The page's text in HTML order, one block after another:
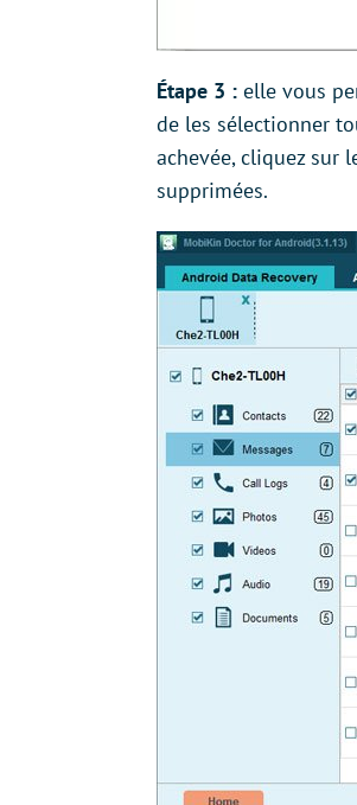
Étape 3 : elle vous
de les sélectionner
achevée, cliquez sur
supprimées.